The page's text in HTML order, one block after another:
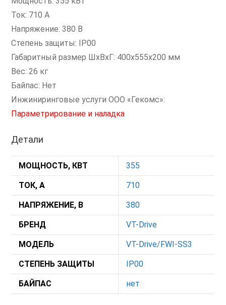
Ток: 710 А
Напряжение: 380 В
Степень защиты: IP00
Габаритный размер ШxВxГ: 400х555х200 мм
Вес: 26 кг
Байпас: Нет
Инжиниринговые услуги ООО «Гекомс»:
Параметрирование и наладка
Детали
МОЩНОСТЬ, КВТ 355
ТОК, А 710
НАПРЯЖЕНИЕ, В 380
БРЕНД VT-Drive
МОДЕЛЬ VT-Drive/FWI-SS3
СТЕПЕНЬ ЗАЩИТЫ IP00
БАЙПАС нет